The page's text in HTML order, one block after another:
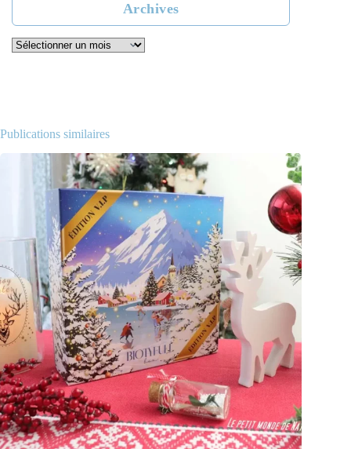
Archives
Archives
Publications similaires